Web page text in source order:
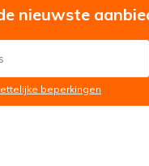
nieuwste
beperkingen